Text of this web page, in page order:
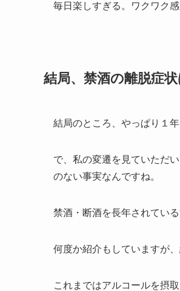
毎日楽しすぎる。ワクワク
結局、禁酒の離脱症
結局のところ、やっぱり１
で、私の変遷を見ていただ
のない事実なんですね。
禁酒・断酒を長年されてい
何度か紹介もしていますが
これまではアルコールを摂